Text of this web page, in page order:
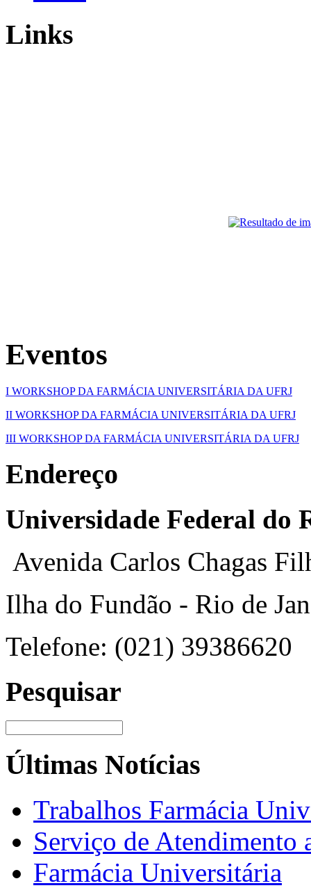
Links
Eventos
I WORKSHOP DA FARMÁCIA UNIVERSITÁRIA DA UFRJ
II WORKSHOP DA FARMÁCIA UNIVERSITÁRIA DA UFRJ
III WORKSHOP DA FARMÁCIA UNIVERSITÁRIA DA UFRJ
Endereço
Universidade Federal do
Avenida Carlos Chagas
Ilha do Fundão - Rio de
Telefone: (021) 39386620
Pesquisar
Últimas Notícias
Trabalhos Farmácia
Serviço de Atendimento
Farmácia Universitária